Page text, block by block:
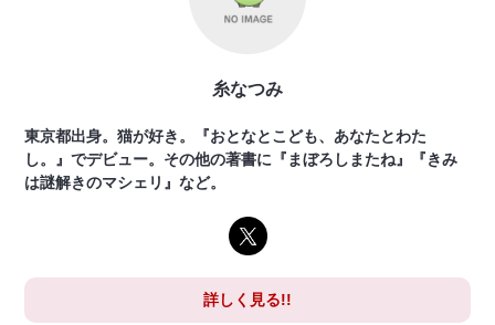
糸なつみ
東京都出身。猫が好き。『おとなとこども、あなたとわた
し。』でデビュー。その他の著書に『まぼろしまたね』『きみ
は謎解きのマシェリ』など。
詳しく見る!!